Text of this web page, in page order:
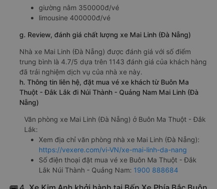
f. Giá vé giá xe khách đi Núi Thành - Quảng Nam từ Buôn
limousine 400000đ/vé
g. Review, đánh giá chất lượng xe Mai Linh (Đà Nẵng)
Nhà xe Mai Linh (Đà Nẵng) được đánh giá với số điểm
trung bình là 4.7/5 dựa trên 1143 đánh giá của khách hàng
đã trải nghiệm dịch vụ của nhà xe này.
h. Thông tin liên hệ, đặt mua vé xe khách từ Buôn Ma
Thuột - Đắk Lắk đi Núi Thành - Quảng Nam Mai Linh (Đà
Nẵng)
Văn phòng xe Mai Linh (Đà Nẵng) ở Buôn Ma Thuột - Đắk
Lắk:
Xem địa chỉ văn phòng nhà xe Mai Linh (Đà Nẵng):
https://vexere.com/vi-VN/xe-mai-linh-da-nang